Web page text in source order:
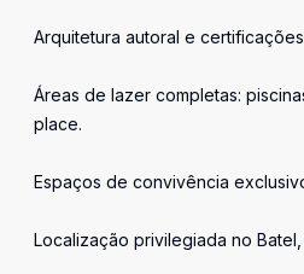
Arquitetura autoral e
Áreas de lazer completas:
place.
Espaços de convivência
Localização privilegiada no